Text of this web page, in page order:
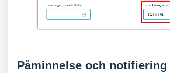
Påminnelse och